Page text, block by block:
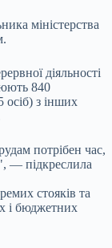
міністерства
діяльності
840
осіб) з інших
потрібен час,
— підкреслила
стояків та
і бюджетних